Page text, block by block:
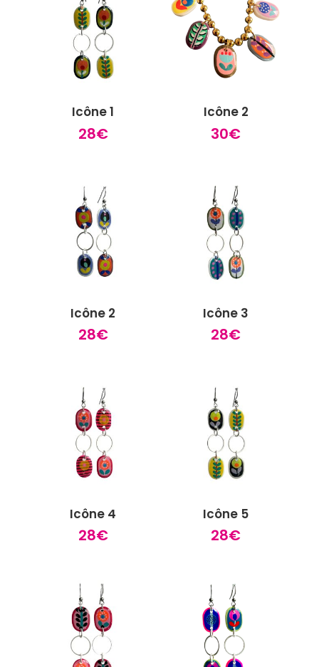
Icône 1
28€
Icône 2
30€
Icône 2
28€
Icône 3
28€
Icône 4
28€
Icône 5
28€